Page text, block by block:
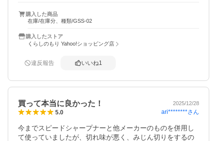
購入した商品
在庫/在庫分、種類/GSS-02
購入したストア
くらしのもり Yahoo!ショッピング店
違反報告 いいね1
買って本当に良かった！ 2025/12/28
5.0 ari********さん
今までスピードシャープナーと他メーカーのものを併用し
て使っていましたが、切れ味が悪く、みじん切りをするの